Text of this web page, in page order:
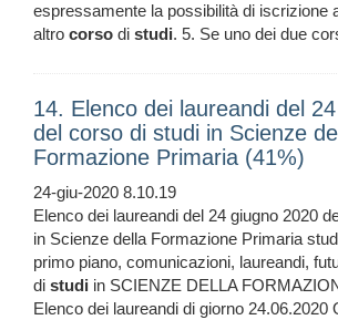
espressamente la possibilità di iscrizione
altro corso di studi. 5. Se uno dei due
14. Elenco dei laureandi del
del corso di studi in Scienze
Formazione Primaria (41%)
24-giu-2020 8.10.19
Elenco dei laureandi del 24 giugno 2020
in Scienze della Formazione Primaria
primo piano, comunicazioni, laureandi,
di studi in SCIENZE DELLA
Elenco dei laureandi di giorno 24.06.2020